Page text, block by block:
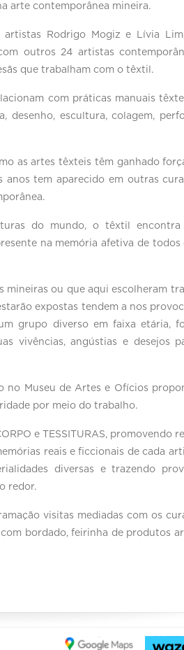
arte contemporânea mineira.
artistas Rodrigo Mogiz e Lívia
outros 24 artistas
que trabalham com o têxtil.
com práticas manuais
escultura, colagem,
as artes têxteis têm ganhado
tem aparecido em outras
do mundo, o têxtil
na memória afetiva de todos
mineiras ou que aqui escolheram
expostas tendem a nos
grupo diverso em faixa etária,
vivências, angústias e desejos
no Museu de Artes e Ofícios
por meio do trabalho.
e TESSITURAS, promovendo
reais e ficcionais de cada
diversas e trazendo
redor.
visitas mediadas com os
bordado, feirinha de produtos